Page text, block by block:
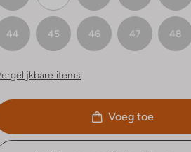
44 45 46 47 48
items
Voeg toe